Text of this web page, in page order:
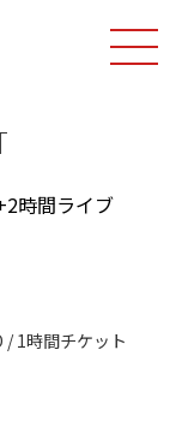
時間ライブ
1時間チケット